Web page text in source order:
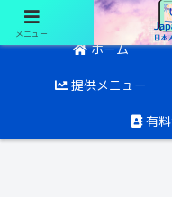
日経オプショ
ホーム
提供メニュー
有料
メニュー